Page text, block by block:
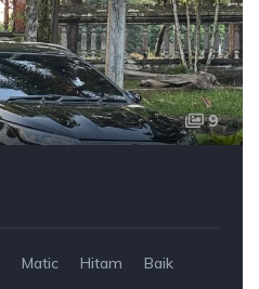
9
Matic Hitam
Baik